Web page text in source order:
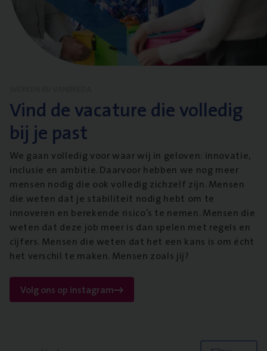
Vind de vacature die volledig
bij je past
We gaan volledig voor waar wij in geloven: innovatie,
inclusie en ambitie. Daarvoor hebben we nog meer
mensen nodig die ook volledig zichzelf zijn. Mensen
die weten dat je stabiliteit nodig hebt om te
innoveren en berekende risico’s te nemen. Mensen die
weten dat deze job meer is dan spelen met regels en
cijfers. Mensen die weten dat het een kans is om écht
het verschil te maken. Mensen zoals jij?
Volg ons op instagram